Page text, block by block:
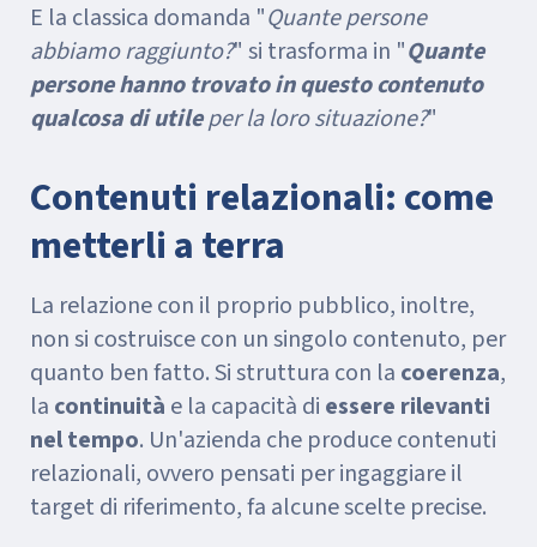
E la classica domanda "Quante persone
abbiamo raggiunto?" si trasforma in "Quante
persone hanno trovato in questo contenuto
qualcosa di utileper la loro situazione?"
Contenuti relazionali: come
metterli a terra
La relazione con il proprio pubblico, inoltre,
non si costruisce con un singolo contenuto, per
quanto ben fatto. Si struttura con la coerenza,
la continuità e la capacità di essere rilevanti
nel tempo. Un'azienda che produce contenuti
relazionali, ovvero pensati per ingaggiare il
target di riferimento, fa alcune scelte precise.